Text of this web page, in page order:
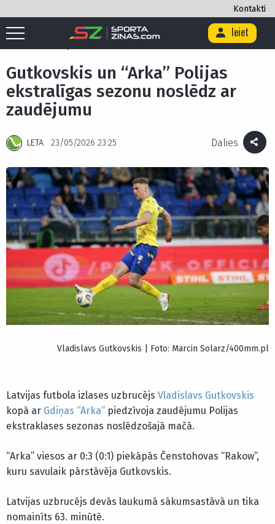
Kontakti
Ieiet
Sākums / Gutkovskis un “Arka” Polijas ekstralīgas sezonu
Gutkovskis un “Arka” Polijas
ekstralīgas sezonu noslēdz ar
zaudējumu
LETA 23/05/2026 23:25 Dalies
Vladislavs Gutkovskis | Foto: Marcin Solarz/400mm.pl
Latvijas futbola izlases uzbrucējs Vladislavs Gutkovskis
kopā ar Gdiņas “Arka” piedzīvoja zaudējumu Polijas
ekstraklases sezonas noslēdzošajā mačā.
“Arka” viesos ar 0:3 (0:1) piekāpās Čenstohovas “Rakow”,
kuru savulaik pārstāvēja Gutkovskis.
Latvijas uzbrucējs devās laukumā sākumsastāvā un tika
nomainīts 63. minūtē.